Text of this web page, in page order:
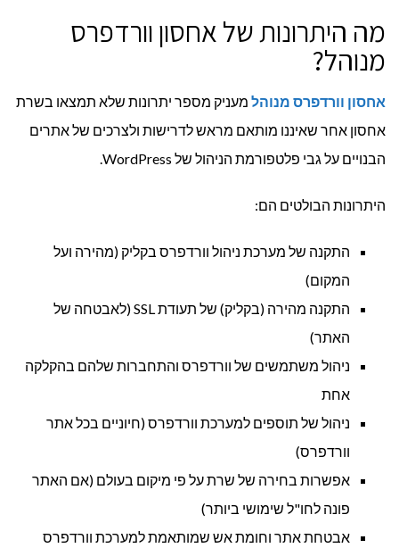
מה היתרונות של אחסון וורדפרס
מנוהל?
אחסון וורדפרס מנוהל מעניק מספר יתרונות שלא תמצאו בשרת
אחסון אחר שאיננו מותאם מראש לדרישות ולצרכים של אתרים
הבנויים על גבי פלטפורמת הניהול של WordPress.
היתרונות הבולטים הם:
התקנה של מערכת ניהול וורדפרס בקליק (מהירה ועל
המקום)
התקנה מהירה (בקליק) של תעודת SSL (לאבטחה של
האתר)
ניהול משתמשים של וורדפרס והתחברות שלהם בהקלקה
אחת
ניהול של תוספים למערכת וורדפרס (חיוניים בכל אתר
וורדפרס)
אפשרות בחירה של שרת על פי מיקום בעולם (אם האתר
פונה לחו"ל שימושי ביותר)
אבטחת אתר וחומת אש שמותאמת למערכת וורדפרס